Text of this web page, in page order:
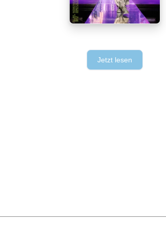
Jetzt lesen